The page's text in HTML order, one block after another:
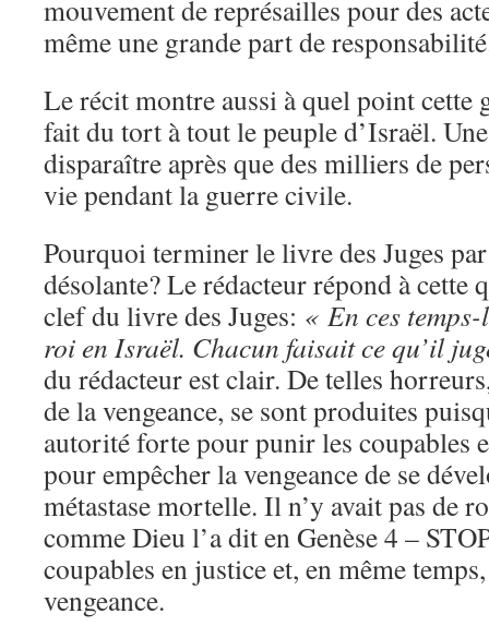
mouvement de représailles pour des
même une grande part de
Le récit montre aussi à quel point cette
fait du tort à tout le peuple d’Israël.
disparaître après que des milliers de
vie pendant la guerre civile.
Pourquoi terminer le livre des Juges
désolante? Le rédacteur répond à cette
clef du livre des Juges: « En ces
roi en Israël. Chacun faisait ce qu’il
du rédacteur est clair. De telles
de la vengeance, se sont produites
autorité forte pour punir les coupables
pour empêcher la vengeance de se
métastase mortelle. Il n’y avait pas de
comme Dieu l’a dit en Genèse 4 –
coupables en justice et, en même
vengeance.